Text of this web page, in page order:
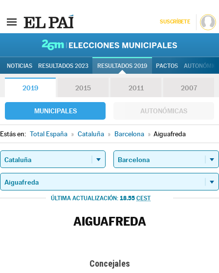
SUSCRÍBETE
NOTICIAS RESULTADOS 2023 RESULTADOS 2019 PACTOS
2019 2015 2011 2007
MUNICIPALES AUTONÓMICAS
Estás en: Total España » Cataluña » Barcelona » Aiguafreda
ÚLTIMA ACTUALIZACIÓN: 18.55 CEST
AIGUAFREDA
Concejales